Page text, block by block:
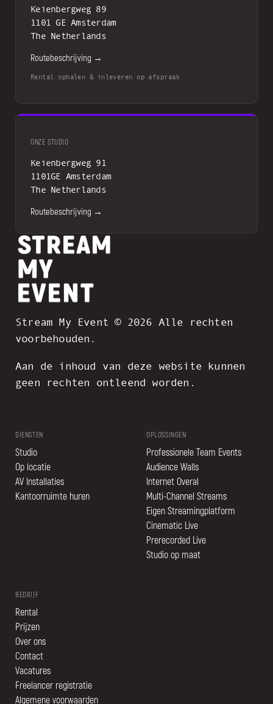
Keienbergweg 89
1101 GE Amsterdam
The Netherlands
Routebeschrijving →
Rental ophalen & inleveren op afspraak
ONZE STUDIO
Keienbergweg 91
1101GE Amsterdam
The Netherlands
Routebeschrijving →
Stream My Event © 2026 Alle rechten
voorbehouden.
Aan de inhoud van deze website kunnen
geen rechten ontleend worden.
DIENSTEN
Studio
Op locatie
AV Installaties
Kantoorruimte huren
OPLOSSINGEN
Professionele Team Events
Audience Walls
Internet Overal
Multi-Channel Streams
Eigen Streamingplatform
Cinematic Live
Prerecorded Live
Studio op maat
BEDRIJF
Rental
Prijzen
Over ons
Contact
Vacatures
Freelancer registratie
Algemene voorwaarden